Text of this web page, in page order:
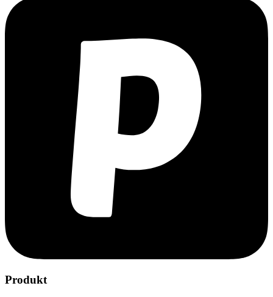
Produkt